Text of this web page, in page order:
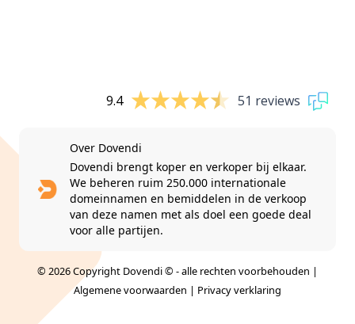
9.4 51 reviews
Over Dovendi
Dovendi brengt koper en verkoper bij elkaar.
We beheren ruim 250.000 internationale
domeinnamen en bemiddelen in de verkoop
van deze namen met als doel een goede deal
voor alle partijen.
© 2026 Copyright Dovendi © - alle rechten voorbehouden |
Algemene voorwaarden | Privacy verklaring